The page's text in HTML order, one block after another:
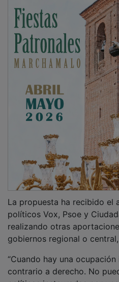
políticos Vox, Psoe y
realizando otras
gobiernos regional o
contrario a derecho. No
políticas instauradas por